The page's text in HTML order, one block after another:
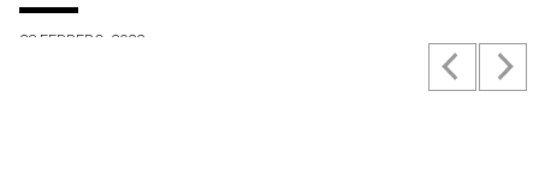
23 FEBRERO, 2022